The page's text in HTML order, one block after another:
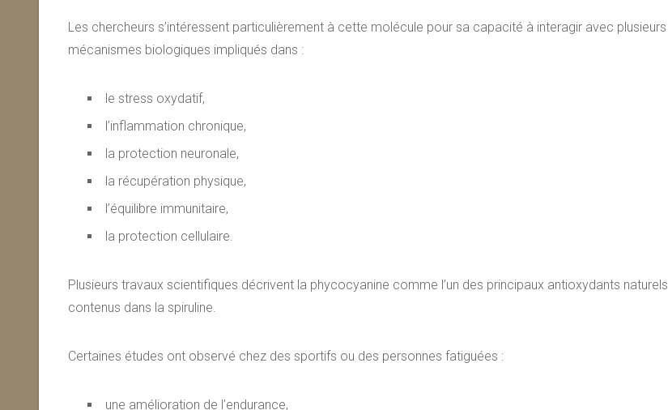
Les chercheurs s’intéressent particulièrement à cette molécule pour sa capacité à interagir avec plusieurs
mécanismes biologiques impliqués dans :
le stress oxydatif,
l’inflammation chronique,
la protection neuronale,
la récupération physique,
l’équilibre immunitaire,
la protection cellulaire.
Plusieurs travaux scientifiques décrivent la phycocyanine comme l’un des principaux antioxydants naturels
contenus dans la spiruline.
Certaines études ont observé chez des sportifs ou des personnes fatiguées :
une amélioration de l’endurance,